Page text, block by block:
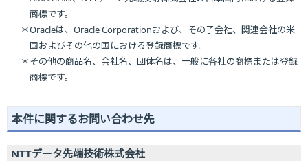
商標です。
＊Oracleは、Oracle Corporationおよび、その子会社、関連会社の米
国およびその他の国における登録商標です。
＊その他の商品名、会社名、団体名は、一般に各社の商標または登録
商標です。
本件に関するお問い合わせ先
NTTデータ先端技術株式会社